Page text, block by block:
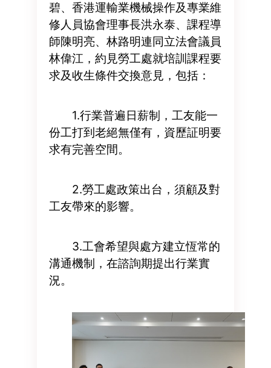
碧、香港運輸業機械操作及專業維
修人員協會理事長洪永泰、課程導
師陳明亮、林路明連同立法會議員
林偉江，約見勞工處就培訓課程要
求及收生條件交換意見，包括：
1.行業普遍日薪制，工友能一
份工打到老絕無僅有，資歷証明要
求有完善空間。
2.勞工處政策出台，須顧及對
工友帶來的影響。
3.工會希望與處方建立恆常的
溝通機制，在諮詢期提出行業實
況。